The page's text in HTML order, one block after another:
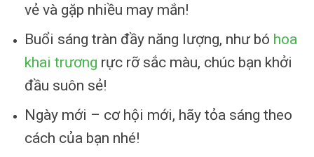
vẻ và gặp nhiều may mắn!
Buổi sáng tràn đầy năng lượng, như bó hoa
khai trương rực rỡ sắc màu, chúc bạn khởi
đầu suôn sẻ!
Ngày mới – cơ hội mới, hãy tỏa sáng theo
cách của bạn nhé!